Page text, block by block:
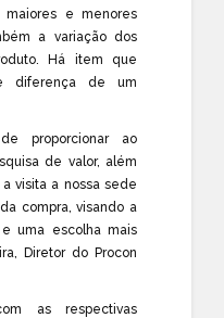
maiores e menores
a variação dos
Há item que
diferença de um
proporcionar ao
de valor, além
visita a nossa sede
compra, visando a
uma escolha mais
Diretor do Procon
as respectivas